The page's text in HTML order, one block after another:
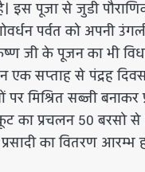
इस पूजा से जुडी
पर्वत को अपनी
जी के पूजन का भी
एक सप्ताह से पंद्रह
मिश्रित सब्जी बनाकर
का प्रचलन 50
का वितरण